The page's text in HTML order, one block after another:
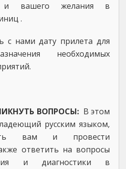
и вашего желания в
.
с нами дату прилета для
необходимых
ВОПРОСЫ:В этом
русским языком,
вам и провести
ответить на вопросы
и диагностики в